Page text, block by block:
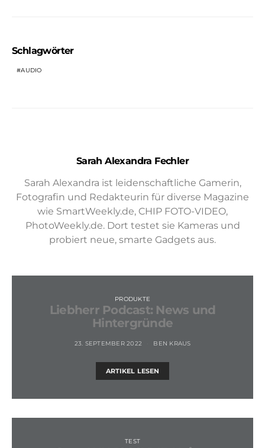
Schlagwörter
AUDIO
Sarah Alexandra Fechler
Sarah Alexandra ist leidenschaftliche Gamerin,
Fotografin und Redakteurin für diverse Magazine
wie SmartWeekly.de, CHIP FOTO-VIDEO,
PhotoWeekly.de. Dort testet sie Kameras und
probiert neue, smarte Gadgets aus.
PRODUKTE
Liebherr Podcast: News und
Hintergründe
23. SEPTEMBER 2022 BEN KRAUS
ARTIKEL LESEN
TEST